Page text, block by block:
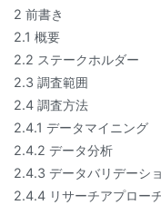
2 前書き
2.1 概要
2.2 ステークホルダー
2.3 調査範囲
2.4 調査方法
2.4.1 データマイニング
2.4.2 データ分析
2.4.3 データバリデーシ
2.4.4 リサーチアプロー